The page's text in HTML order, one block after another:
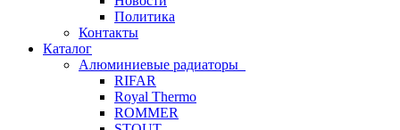
Политика
Контакты
Каталог
Алюминиевые радиаторы
RIFAR
Royal Thermo
ROMMER